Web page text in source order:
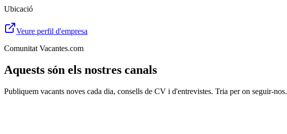
Ubicació
Veure perfil d'empresa
Comunitat Vacantes.com
Aquests són els nostres canals
Publiquem vacants noves cada dia, consells de CV i d'entrevistes. Tria per on seguir-nos.